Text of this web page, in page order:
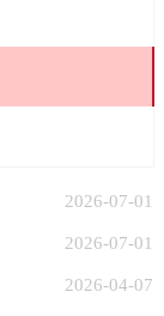
2026-07-01
2026-07-01
2026-04-07